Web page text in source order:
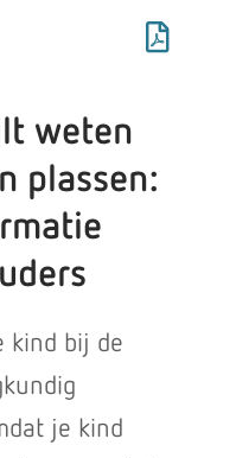
weten
plassen:
kind bij de
je kind